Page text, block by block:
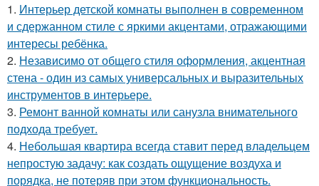
1. Интерьер детской комнаты выполнен в современном
и сдержанном стиле с яркими акцентами, отражающими
интересы ребёнка.
2. Независимо от общего стиля оформления, акцентная
стена - один из самых универсальных и выразительных
инструментов в интерьере.
3. Ремонт ванной комнаты или санузла внимательного
подхода требует.
4. Небольшая квартира всегда ставит перед владельцем
непростую задачу: как создать ощущение воздуха и
порядка, не потеряв при этом функциональность.